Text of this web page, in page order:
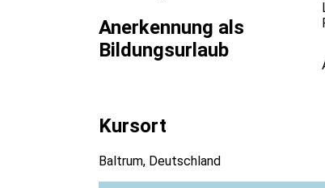
aufstehen, ins Handy schauen,
erkennen. Experimenteller Unterricht
Gelenken und Knochen zu verstehen.
der Realität abgeglichen. An Stelle der
gemacht. Unser verändertes Denken
Wenn wir also „das Falsche lassen,
vorprogrammierte Weise. Wir müssen
Anerkennung als
Bildungsurlaub
Kursort
Baltrum, Deutschland